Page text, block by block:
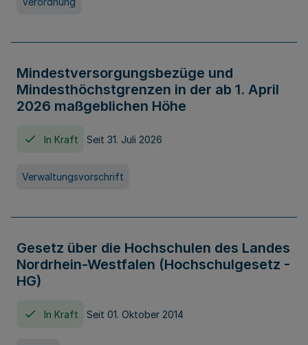
Mindestversorgungsbezüge und
Mindesthöchstgrenzen in der ab 1. April
2026 maßgeblichen Höhe
In Kraft Seit 31. Juli 2026
Verwaltungsvorschrift
Gesetz über die Hochschulen des Landes
Nordrhein-Westfalen (Hochschulgesetz -
HG)
In Kraft Seit 01. Oktober 2014